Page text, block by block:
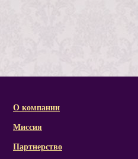
О компании
Миссия
Партнерство